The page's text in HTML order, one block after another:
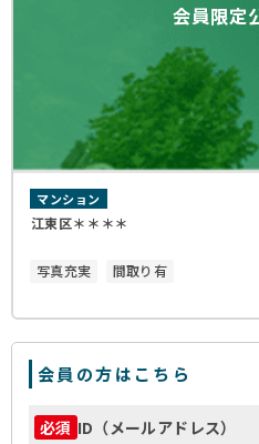
会員限定
マンション
江東区＊＊＊＊
写真充実 間取り有
会員の方はこちら
必須 ID（メールアドレス）